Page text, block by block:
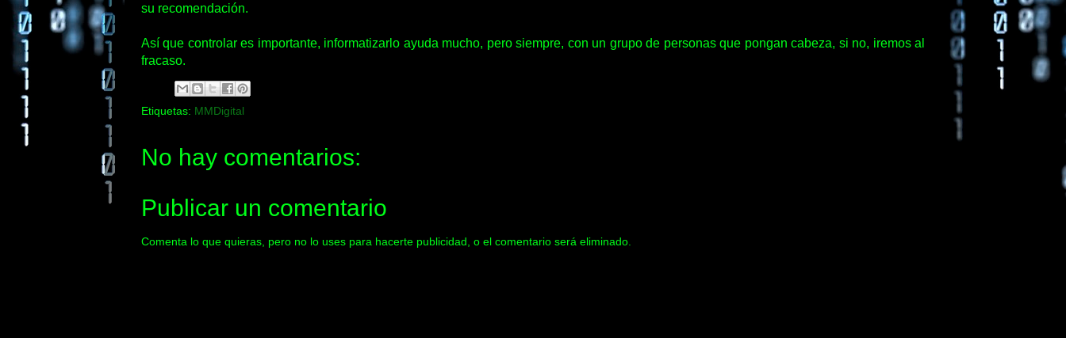
su recomendación.
Así que controlar es importante, informatizarlo ayuda mucho, pero siempre, con un grupo de personas que pongan cabeza, si no, iremos al
fracaso.
Etiquetas: MMDigital
No hay comentarios:
Publicar un comentario
Comenta lo que quieras, pero no lo uses para hacerte publicidad, o el comentario será eliminado.